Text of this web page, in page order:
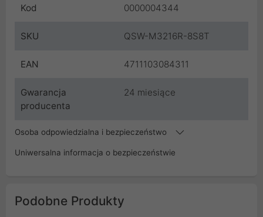
Kod 0000004344
SKU QSW-M3216R-8S8T
EAN 4711103084311
Gwarancja
producenta
24 miesiące
Osoba odpowiedzialna i bezpieczeństwo
Uniwersalna informacja o bezpieczeństwie
Podobne Produkty